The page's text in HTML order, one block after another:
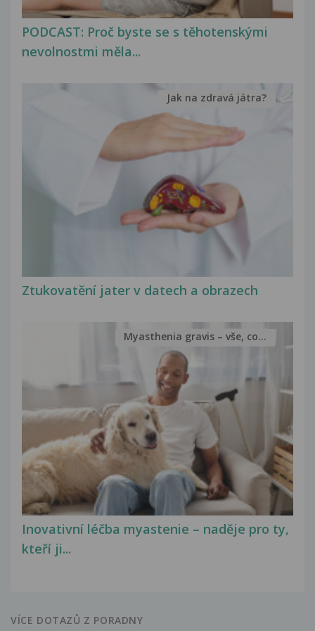
PODCAST: Proč byste se s těhotenskými
nevolnostmi měla...
Ztukovatění jater v datech a obrazech
Jak na zdravá játra?
Inovativní léčba myastenie – naděje pro ty,
kteří ji...
Myasthenia gravis – vše, co...
VÍCE DOTAZŮ Z PORADNY